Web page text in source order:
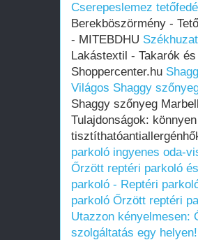
Cserepeslemez
Berekböszörmény -
- MITEBDHU
Lakástextil - Takarók
Shoppercenter.hu
Világos Shaggy
Shaggy szőnyeg
Tulajdonságok: könnyen
parkoló ingyenes oda-
Őrzött reptéri parkoló
parkoló - Reptéri
parkoló Őrzött reptéri
Utazzon kényelmesen:
szolgáltatás egy